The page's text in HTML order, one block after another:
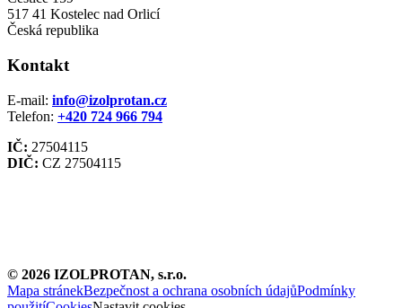
517 41 Kostelec nad Orlicí
Česká republika
Kontakt
E-mail: info@izolprotan.cz
Telefon: +420 724 966 794
IČ: 27504115
DIČ: CZ 27504115
© 2026 IZOLPROTAN, s.r.o.
Mapa stránekBezpečnost a ochrana osobních údajůPodmínky